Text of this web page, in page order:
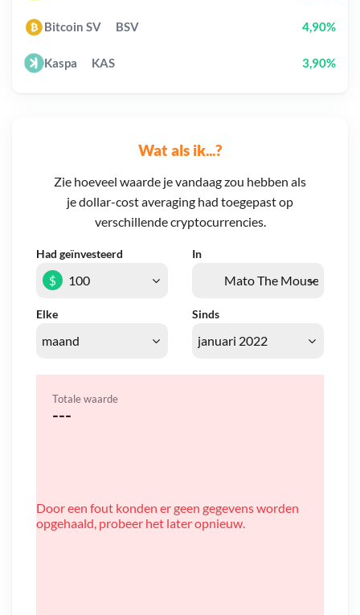
Wat als ik...?
Zie hoeveel waarde je vandaag zou hebben als
je dollar-cost averaging had toegepast op
verschillende cryptocurrencies.
Had geïnvesteerd In
Elke Sinds
$
Totale waarde
---
Door een fout konden er geen gegevens worden
opgehaald, probeer het later opnieuw.
Bitcoin SV BSV 4,90%
Kaspa KAS 3,90%